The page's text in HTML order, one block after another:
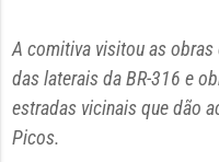
A comitiva visitou as
das laterais da BR-316 e
estradas vicinais que dão
Picos.